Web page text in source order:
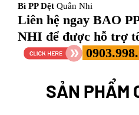
Bì PP Dệt Quân Nhi
Liên hệ ngay BAO
NHI để được hỗ trợ
SẢN PHẨM